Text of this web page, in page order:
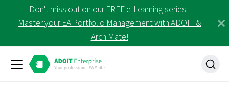
Don't miss out on our FREE e-Learning series |
Master your EA Portfolio Management with ADOIT &
ArchiMate!